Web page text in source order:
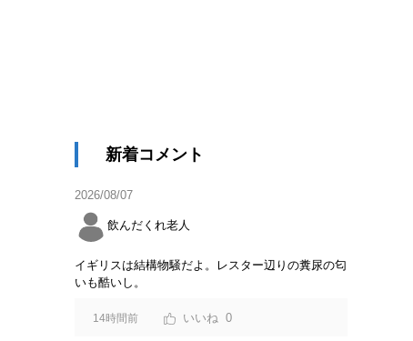
新着コメント
2026/08/07
飲んだくれ老人
イギリスは結構物騒だよ。レスター辺りの糞尿の匂
いも酷いし。
14時間前 0